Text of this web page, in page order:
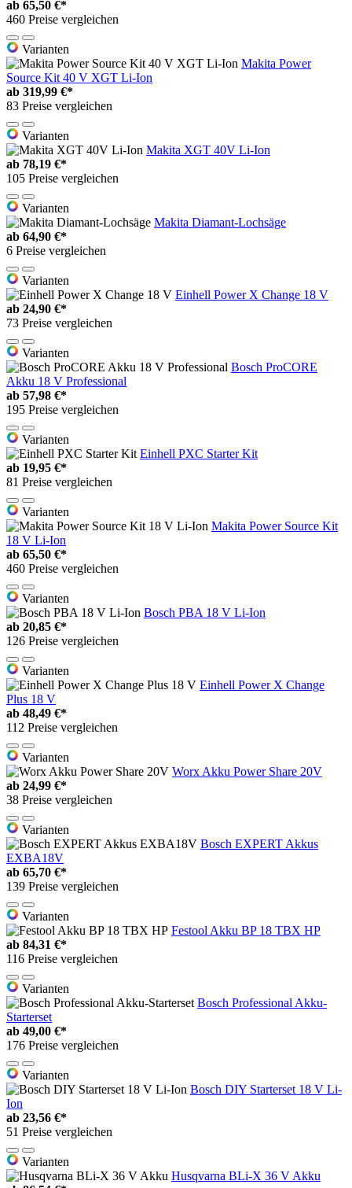
ab 65,50 €*
460 Preise vergleichen
Varianten
Makita Power
Source Kit 40 V XGT Li-Ion
ab 319,99 €*
83 Preise vergleichen
Varianten
Makita XGT 40V Li-Ion
ab 78,19 €*
105 Preise vergleichen
Varianten
Makita Diamant-Lochsäge
ab 64,90 €*
6 Preise vergleichen
Varianten
Einhell Power X Change 18 V
ab 24,90 €*
73 Preise vergleichen
Varianten
Bosch ProCORE
Akku 18 V Professional
ab 57,98 €*
195 Preise vergleichen
Varianten
Einhell PXC Starter Kit
ab 19,95 €*
81 Preise vergleichen
Varianten
Makita Power Source Kit
18 V Li-Ion
ab 65,50 €*
460 Preise vergleichen
Varianten
Bosch PBA 18 V Li-Ion
ab 20,85 €*
126 Preise vergleichen
Varianten
Einhell Power X Change
Plus 18 V
ab 48,49 €*
112 Preise vergleichen
Varianten
Worx Akku Power Share 20V
ab 24,99 €*
38 Preise vergleichen
Varianten
Bosch EXPERT Akkus
EXBA18V
ab 65,70 €*
139 Preise vergleichen
Varianten
Festool Akku BP 18 TBX HP
ab 84,31 €*
116 Preise vergleichen
Varianten
Bosch Professional Akku-
Starterset
ab 49,00 €*
176 Preise vergleichen
Varianten
Bosch DIY Starterset 18 V Li-
Ion
ab 23,56 €*
51 Preise vergleichen
Varianten
Husqvarna BLi-X 36 V Akku